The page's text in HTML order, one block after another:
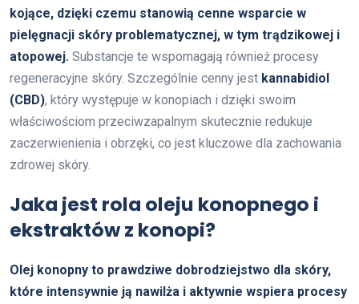
kojące, dzięki czemu stanowią cenne wsparcie w
pielęgnacji skóry problematycznej, w tym trądzikowej i
atopowej. Substancje te wspomagają również procesy
regeneracyjne skóry. Szczególnie cenny jest kannabidiol
(CBD), który występuje w konopiach i dzięki swoim
właściwościom przeciwzapalnym skutecznie redukuje
zaczerwienienia i obrzęki, co jest kluczowe dla zachowania
zdrowej skóry.
Jaka jest rola oleju konopnego i
ekstraktów z konopi?
Olej konopny to prawdziwe dobrodziejstwo dla skóry,
które intensywnie ją nawilża i aktywnie wspiera procesy